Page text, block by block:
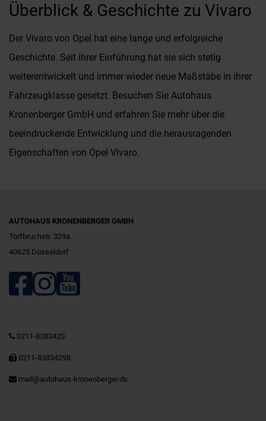
Überblick & Geschichte zu Vivaro
Der Vivaro von Opel hat eine lange und erfolgreiche
Geschichte. Seit ihrer Einführung hat sie sich stetig
weiterentwickelt und immer wieder neue Maßstäbe in ihrer
Fahrzeugklasse gesetzt. Besuchen Sie Autohaus
Kronenberger GmbH und erfahren Sie mehr über die
beeindruckende Entwicklung und die herausragenden
Eigenschaften von Opel Vivaro.
AUTOHAUS KRONENBERGER GMBH
Torfbruchstr. 329a
40625 Düsseldorf
0211-8383420
0211-83834298
mail@autohaus-kronenberger.de